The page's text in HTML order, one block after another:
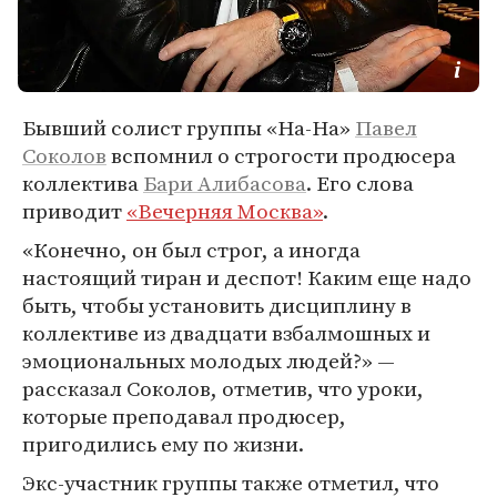
Бывший солист группы «На-На» Павел
Соколоввспомнил о строгости продюсера
коллективаБари Алибасова. Его слова
приводит«Вечерняя Москва».
«Конечно, он был строг, а иногда
настоящий тиран и деспот! Каким еще надо
быть, чтобы установить дисциплину в
коллективе из двадцати взбалмошных и
эмоциональных молодых людей?» —
рассказал Соколов, отметив, что уроки,
которые преподавал продюсер,
пригодились ему по жизни.
Экс-участник группы также отметил, что